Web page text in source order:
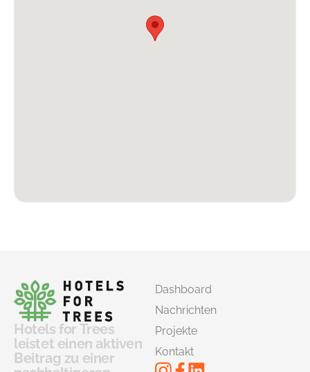
Hotels for Trees
leistet einen aktiven
Beitrag zu einer
Dashboard
Nachrichten
Projekte
Kontakt